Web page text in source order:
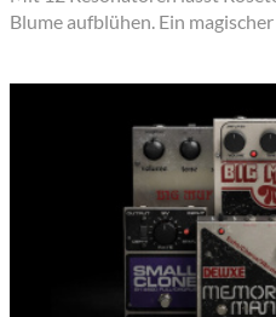
Blume aufblühen. Ein